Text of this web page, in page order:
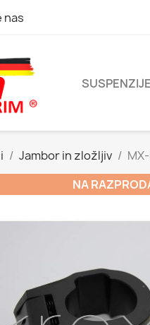
nas
SUSPENZIJE
Jambor in zložljiv
NA